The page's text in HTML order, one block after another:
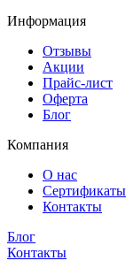
Информация
Отзывы
Акции
Прайс-лист
Оферта
Блог
Компания
О нас
Сертификаты
Контакты
Блог
Контакты